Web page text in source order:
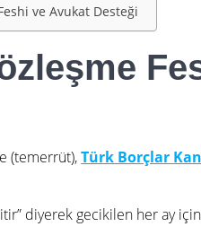
ve Avukat Desteği
(temerrüt),Türk Borçlar
diyerek gecikilen her ay